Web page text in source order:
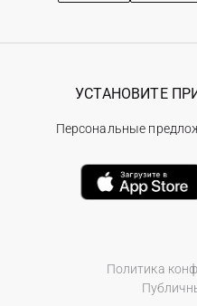
Политика
УСТАНОВИТЕ
Персональные